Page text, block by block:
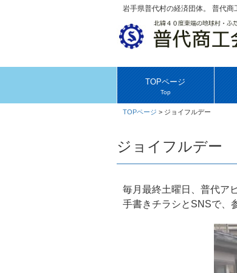
岩手県普代村の経済団体。 普代商
TOPページ
Top
TOPページ > ジョイフルデー
ジョイフルデー
毎月最終土曜日、普代ア
手書きチラシとSNSで、